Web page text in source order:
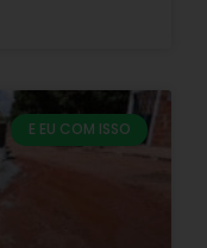
E EU COM ISSO